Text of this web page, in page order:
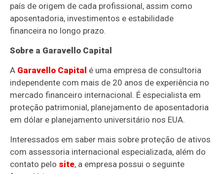
país de origem de cada profissional, assim como
aposentadoria, investimentos e estabilidade
financeira no longo prazo.
Sobre a Garavello Capital
A Garavello Capital é uma empresa de consultoria
independente com mais de 20 anos de experiência no
mercado financeiro internacional. É especialista em
proteção patrimonial, planejamento de aposentadoria
em dólar e planejamento universitário nos EUA.
Interessados em saber mais sobre proteção de ativos
com assessoria internacional especializada, além do
contato pelo site, a empresa possui o seguinte